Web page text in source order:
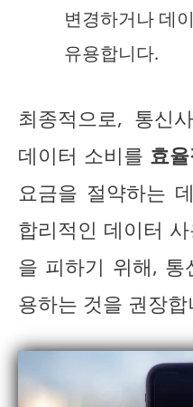
변경하거나 데
유용합니다.
최종적으로, 통신
데이터 소비를 효
요금을 절약하는
합리적인 데이터
을 피하기 위해,
용하는 것을 권장합